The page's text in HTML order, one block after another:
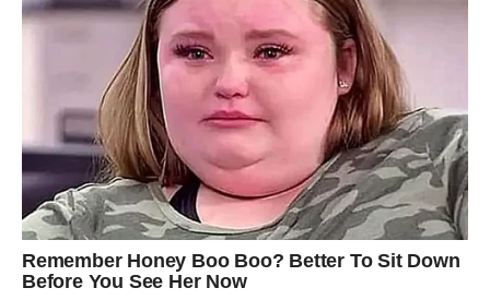
Ako si slobodan/slobodna:
Mart donosi susret s osobom koja ima slične vrednosti: